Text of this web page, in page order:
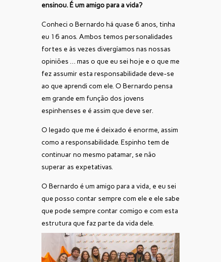
ensinou. É um amigo para a vida?
Conheci o Bernardo há quase 6 anos, tinha
eu 16 anos. Ambos temos personalidades
fortes e às vezes divergíamos nas nossas
opiniões … mas o que eu sei hoje e o que me
fez assumir esta responsabilidade deve-se
ao que aprendi com ele. O Bernardo pensa
em grande em função dos jovens
espinhenses e é assim que deve ser.
O legado que me é deixado é enorme, assim
como a responsabilidade. Espinho tem de
continuar no mesmo patamar, se não
superar as expetativas.
O Bernardo é um amigo para a vida, e eu sei
que posso contar sempre com ele e ele sabe
que pode sempre contar comigo e com esta
estrutura que faz parte da vida dele.